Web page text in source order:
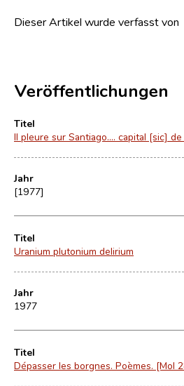
Dieser Artikel wurde verfasst von
Veröffentlichungen
Titel
Il pleure sur Santiago.... capital [sic]
Jahr
[1977]
Titel
Uranium plutonium delirium
Jahr
1977
Titel
Dépasser les borgnes. Poèmes. [Mol